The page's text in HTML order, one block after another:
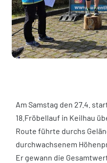
Am Samstag den 27.4.
18.Fröbellauf in Keilhau
Route führte durchs
durchwachsenem
Er gewann die